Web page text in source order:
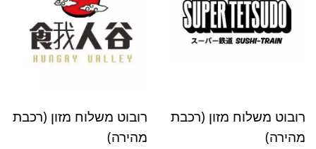
רובוט משלוח מזון (רכבת
מהירה)
רובוט משלוח מזון (רכבת
מהירה)